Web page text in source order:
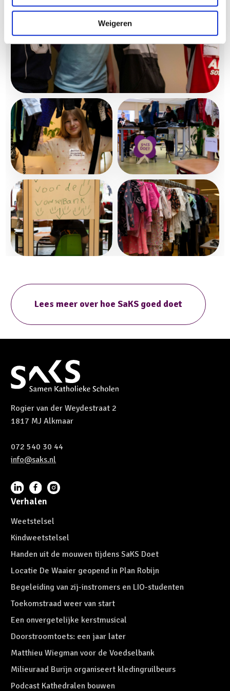
Weigeren
Lees meer over hoe SaKS goed doet
Rogier van der Weydestraat 2
1817 MJ Alkmaar
072 540 30 44
info@saks.nl
Verhalen
Weetstelsel
Kindweetstelsel
Handen uit de mouwen tijdens SaKS Doet
Locatie De Waaier geopend in Plan Robijn
Begeleiding van zij-instromers en LIO-studenten
Toekomstraad weer van start
Een onvergetelijke kerstmusical
Doorstroomtoets: een jaar later
Matthieu Wiegman voor de Voedselbank
Milieuraad Burijn organiseert kledingruilbeurs
Podcast Kathedralen bouwen